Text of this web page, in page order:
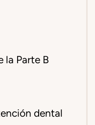
la Parte B
dental